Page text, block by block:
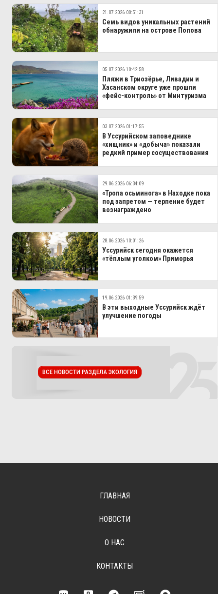
21.07.2026 00:51:31
Семь видов уникальных растений
обнаружили на острове Попова
05.07.2026 10:42:58
Пляжи в Триозёрье, Ливадии и
Хасанском округе уже прошли
«фейс‑контроль» от Минтуризма
03.07.2026 01:17:55
В Уссурийском заповеднике
«хищник» и «добыча» показали
редкий пример сосуществования
29.06.2026 06:34:09
«Тропа осьминога» в Находке пока
под запретом — терпение будет
вознаграждено
28.06.2026 10:01:26
Уссурийск сегодня окажется
«тёплым уголком» Приморья
19.06.2026 01:39:59
В эти выходные Уссурийск ждёт
улучшение погоды
ВСЕ НОВОСТИ РАЗДЕЛА ЭКОЛОГИЯ
ГЛАВНАЯ
НОВОСТИ
О НАС
КОНТАКТЫ